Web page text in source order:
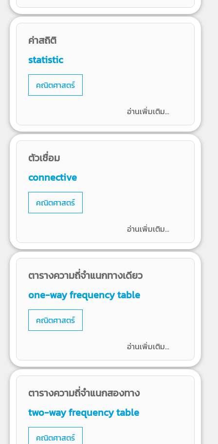
ค่าสถิติ
statistic
คณิตศาสตร์
อ่านเพิ่มเติม...
ตัวเชื่อม
connective
คณิตศาสตร์
อ่านเพิ่มเติม...
ตารางความถี่จำแนกทางเดียว
one-way frequency table
คณิตศาสตร์
อ่านเพิ่มเติม...
ตารางความถี่จำแนกสองทาง
two-way frequency table
คณิตศาสตร์